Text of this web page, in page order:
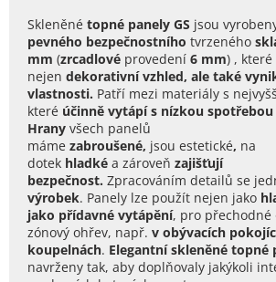
Skleněné topné panely GS jsou
pevného bezpečnostního tvrzeného
mm (zrcadlové provedení 6 mm) , které
nejen dekorativní vzhled, ale také
vlastnosti. Patří mezi materiály s
které účinně vytápí s nízkou spotřebou
Hrany všech panelů
máme zabroušené, jsou estetické, na
dotek hladké a zároveň zajišťují
bezpečnost. Zpracováním detailů se
výrobek. Panely lze použít nejen jako
jako přídavné vytápění, pro přechodné
zónový ohřev, např. v obývacích
koupelnách. Elegantní skleněné topné
navrženy tak, aby doplňovaly jakýkoli